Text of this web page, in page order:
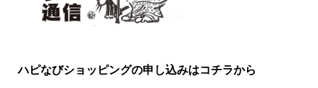
ハピなびショッピングの申し込みはコチラから